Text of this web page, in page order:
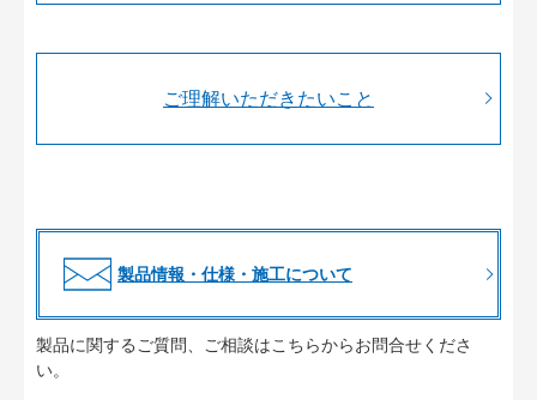
ご理解いただきたいこと
製品情報・仕様・施工について
製品に関するご質問、ご相談はこちらからお問合せくださ
い。